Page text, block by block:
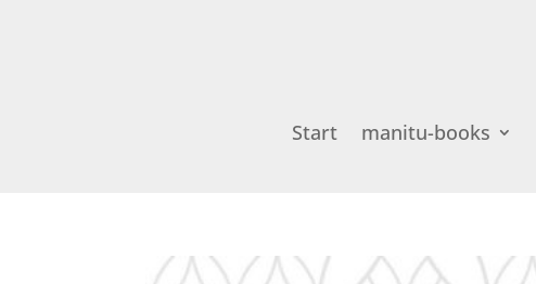
Start manitu-books